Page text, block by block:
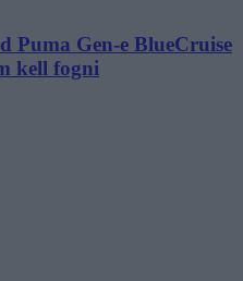
Puma Gen-e BlueCruise
kell fogni